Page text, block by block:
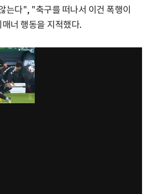
는다", "축구를 떠나서 이건 폭행이
너 행동을 지적했다.